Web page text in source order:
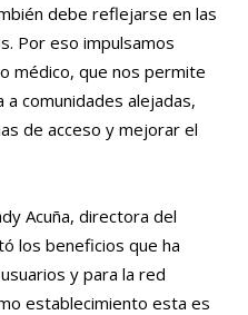
debe reflejarse en las
Por eso impulsamos
médico, que nos permite
a comunidades alejadas,
de acceso y mejorar el
Acuña, directora del
los beneficios que ha
y para la red
establecimiento esta es